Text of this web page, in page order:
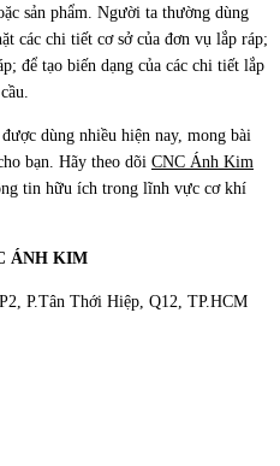
sản phẩm. Người ta thường dùng
các chi tiết cơ sở của đơn vụ lắp ráp;
để tạo biến dạng của các chi tiết lắp
dùng nhiều hiện nay, mong bài
bạn. Hãy theo dõi CNC Ánh Kim
tin hữu ích trong lĩnh vực cơ khí
ÁNH KIM
P.Tân Thới Hiệp, Q12, TP.HCM